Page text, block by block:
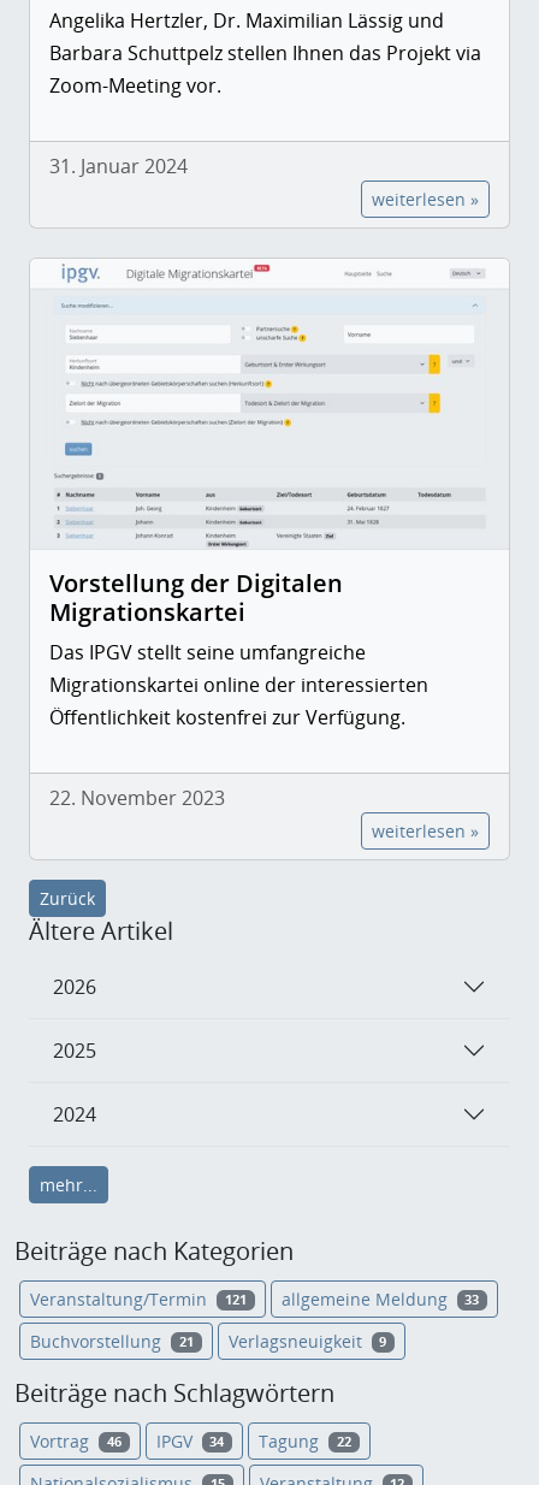
Angelika Hertzler, Dr. Maximilian Lässig und
Barbara Schuttpelz stellen Ihnen das Projekt via
Zoom-Meeting vor.
31. Januar 2024
weiterlesen »
Vorstellung der Digitalen
Migrationskartei
Das IPGV stellt seine umfangreiche
Migrationskartei online der interessierten
Öffentlichkeit kostenfrei zur Verfügung.
22. November 2023
weiterlesen »
Zurück
Ältere Artikel
2026
2025
2024
mehr...
Beiträge nach Kategorien
Veranstaltung/Termin 121 allgemeine Meldung 33
Buchvorstellung 21 Verlagsneuigkeit 9
Beiträge nach Schlagwörtern
Vortrag 46 IPGV 34 Tagung 22